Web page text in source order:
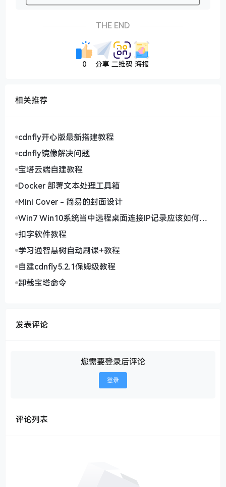
THE END
0 分享 二维码 海报
相关推荐
cdnfly开心版最新搭建教程
cdnfly镜像解决问题
宝塔云端自建教程
Docker 部署文本处理工具箱
Mini Cover - 简易的封面设计
Win7 Win10系统当中远程桌面连接IP记录应该如何删
除
扣字软件教程
学习通智慧树自动刷课+教程
自建cdnfly5.2.1保姆级教程
卸载宝塔命令
发表评论
您需要登录后评论
登录
评论列表